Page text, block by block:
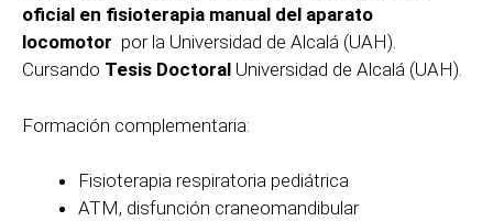
oficial en fisioterapia manual del aparato
locomotor por la Universidad de Alcalá (UAH).
Cursando Tesis Doctoral Universidad de Alcalá (UAH).
Formación complementaria:
Fisioterapia respiratoria pediátrica
ATM, disfunción craneomandibular